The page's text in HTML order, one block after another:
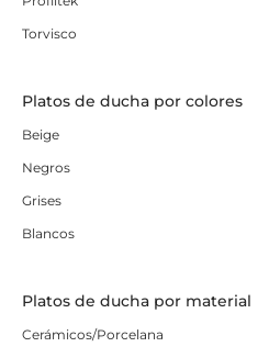
Torvisco
Platos de ducha por colores
Beige
Negros
Grises
Blancos
Platos de ducha por material
Cerámicos/Porcelana